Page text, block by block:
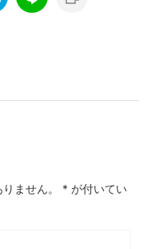
ません。 * が付いてい